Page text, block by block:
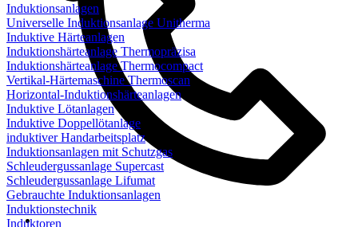
Induktionsanlagen
Universelle Induktionsanlage Unitherma
Induktive Härteanlagen
Induktionshärteanlage Thermopräzisa
Induktionshärteanlage Thermocompact
Vertikal-Härtemaschine Thermoscan
Horizontal-Induktionshärteanlagen
Induktive Lötanlagen
Induktive Doppellötanlage
induktiver Handarbeitsplatz
Induktionsanlagen mit Schutzgas
Schleudergussanlage Supercast
Schleudergussanlage Lifumat
Gebrauchte Induktionsanlagen
Induktionstechnik
Induktoren